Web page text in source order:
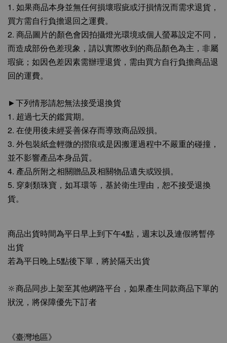
1. 如果商品本身並無任何損壞瑕疵或汙損情況而需求退貨，
買方需自行負擔退回之運費。
2. 商品圖片的顏色會因拍攝燈光環境或個人螢幕設定不同，
而造成部份色差現象，請以實際收到的商品顏色為主，非屬
瑕疵；如因色差因素需辦理退貨，需由買方自行負擔商品退
回的運費。
►下列情形請恕無法接受退換貨
1. 超過七天的鑑賞期。
2. 在使用後未經妥善保存而導致商品毀損。
3. 外包裝紙盒輕微的摺痕或是因搬運過程中不嚴重的碰撞，
並不影響產品本身品質。
4. 產品所附之相關贈品及相關物品遺失或毀損。
5. 穿刺類珠寶，如耳環等，基於衛生理由，恕不接受退換
貨。
商品出貨時間為平日早上到下午4點，週末以及連假將暫停
出貨
若為平日晚上5點後下單，將於隔天出貨
🔆商品同步上架至其他網路平台，如果產生同款商品下單的
狀況，將保障優先下訂者
《臺灣地區》